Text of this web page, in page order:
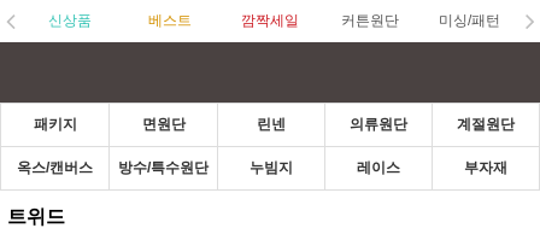
신상품 베스트 깜짝세일 커튼원단 미싱/패턴
패키지 면원단 린넨 의류원단 계절원단
옥스/캔버스 방수/특수원단 누빔지 레이스 부자재
트위드